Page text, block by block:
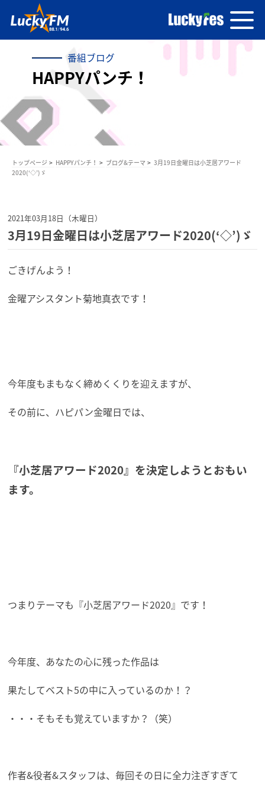
番組ブログ
HAPPYパンチ！
トップページ HAPPYパンチ！ ブログ&テーマ
3月19日金曜日は小芝居アワード
2020(‘◇’)ゞ
2021年03月18日（木曜日）
3月19日金曜日は小芝居アワード2020(‘◇’)ゞ
ごきげんよう！
金曜アシスタント菊地真衣です！
今年度もまもなく締めくくりを迎えますが、
その前に、ハピパン金曜日では、
『小芝居アワード2020』を決定しようとおもい
ます。
つまりテーマも『小芝居アワード2020』です！
今年度、あなたの心に残った作品は
果たしてベスト5の中に入っているのか！？
・・・そもそも覚えていますか？（笑）
作者&役者&スタッフは、毎回その日に全力注ぎすぎて